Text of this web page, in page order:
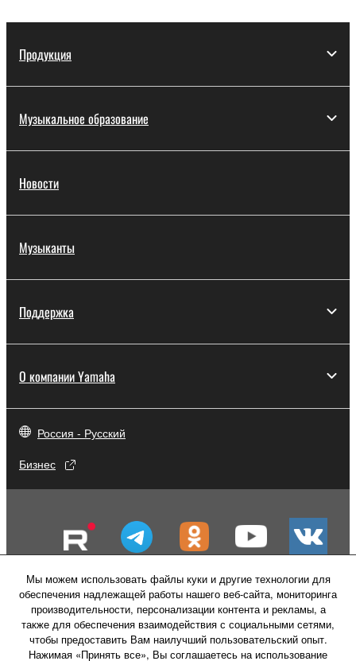
Продукция
Музыкальное образование
Новости
Музыканты
Поддержка
О компании Yamaha
Россия - Русский
Бизнес
Мы можем использовать файлы куки и другие технологии для
обеспечения надлежащей работы нашего веб-сайта, мониторинга
производительности, персонализации контента и рекламы, а
также для обеспечения взаимодействия с социальными сетями,
чтобы предоставить Вам наилучший пользовательский опыт.
Нажимая «Принять все», Вы соглашаетесь на использование